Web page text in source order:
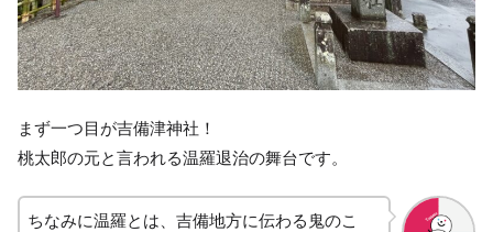
まず一つ目が吉備津神社！
桃太郎の元と言われる温羅退治の舞台です。
ちなみに温羅とは、吉備地方に伝わる鬼のこ